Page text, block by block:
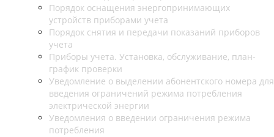
Порядок оснащения энергопринимающих
устройств приборами учета
Порядок снятия и передачи показаний приборов
учета
Приборы учета. Установка, обслуживание, план-
график проверки
Уведомление о выделении абонентского номера для
введения ограничений режима потребления
электрической энергии
Уведомления о введении ограничения режима
потребления